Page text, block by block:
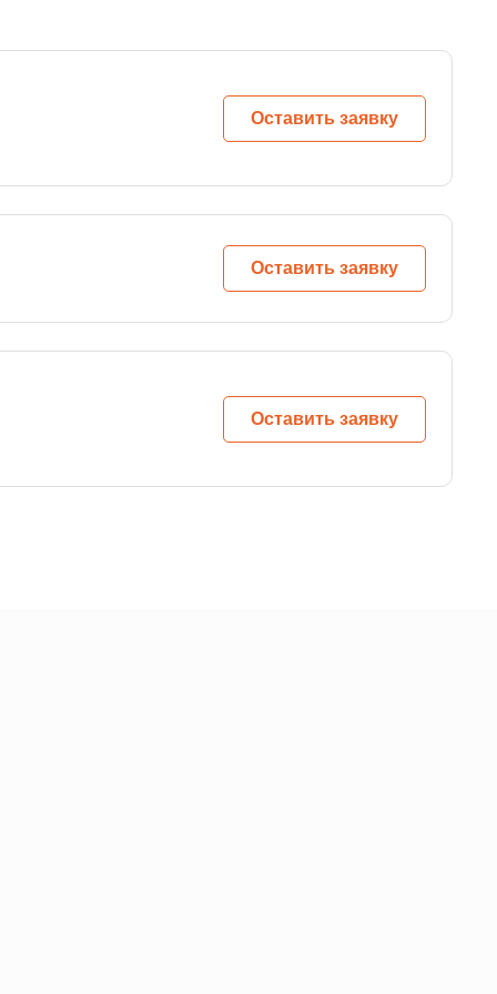
Оставить заявку
Оставить заявку
Оставить заявку